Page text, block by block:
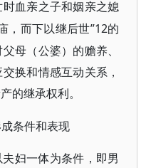
血亲之子和姻亲之媳
，而下以继后世”12的
母（公婆）的赡养、
换和情感互动关系，
的继承权利。
条件和表现
妇一体为条件，即男